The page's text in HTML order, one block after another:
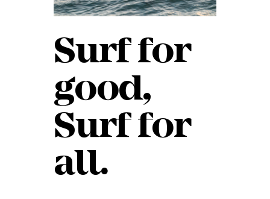
Surf for
good,
Surf for
all.